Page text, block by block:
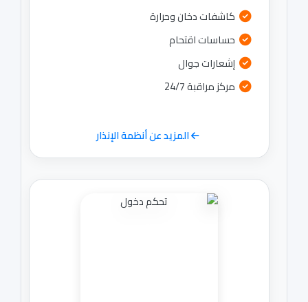
كاشفات دخان وحرارة
حساسات اقتحام
إشعارات جوال
مركز مراقبة 24/7
المزيد عن أنظمة الإنذار